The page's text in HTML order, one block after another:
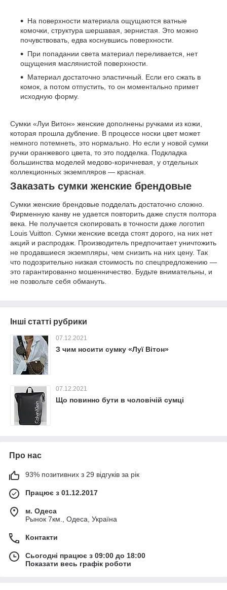
На поверхности материала ощущаются ватные
комочки, структура шершавая, зернистая. Это можно
почувствовать, едва коснувшись поверхности.
При попадании света материал переливается, нет
ощущения маслянистой поверхности.
Материал достаточно эластичный. Если его сжать в
комок, а потом отпустить, то он моментально примет
исходную форму.
Сумки «Луи Витон» женские дополнены ручками из кожи,
которая прошла дубление. В процессе носки цвет может
немного потемнеть, это нормально. Но если у новой сумки
ручки оранжевого цвета, то это подделка. Подкладка
большинства моделей медово-коричневая, у отдельных
коллекционных экземпляров — красная.
Заказать сумки женские брендовые
Сумки женские брендовые подделать достаточно сложно.
Фирменную канву не удается повторить даже спустя полтора
века. Не получается скопировать в точности даже логотип
Louis Vuitton. Сумки женские всегда стоят дорого, на них нет
акций и распродаж. Производитель предпочитает уничтожить
не продавшиеся экземпляры, чем снизить на них цену. Так
что подозрительно низкая стоимость по спецпредложению —
это гарантированно мошенничество. Будьте внимательны, и
не позвольте себя обмануть.
Інші статті рубрики
07.12.2021
З чим носити сумку «Луї Вітон»
07.12.2021
Що повинно бути в чоловічій сумці
Про нас
93% позитивних з 29 відгуків за рік
Працює з 01.12.2017
м. Одеса
Рынок 7км., Одеса, Україна
Контакти
Сьогодні працює з 09:00 до 18:00
Показати весь графік роботи